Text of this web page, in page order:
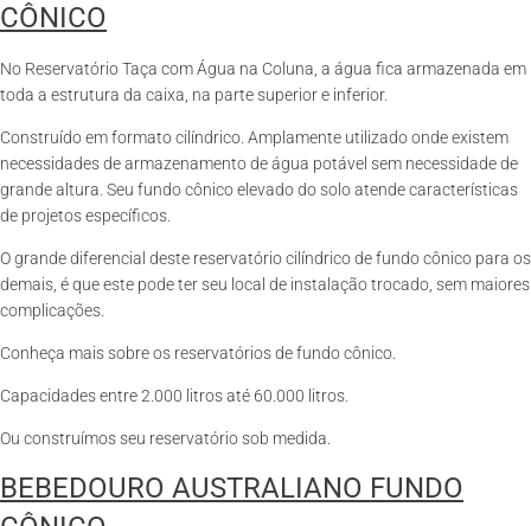
CÔNICO
No Reservatório Taça com Água na Coluna, a água fica armazenada em
toda a estrutura da caixa, na parte superior e inferior.
Construído em formato cilíndrico. Amplamente utilizado onde existem
necessidades de armazenamento de água potável sem necessidade de
grande altura. Seu fundo cônico elevado do solo atende características
de projetos específicos.
O grande diferencial deste reservatório cilíndrico de fundo cônico para os
demais, é que este pode ter seu local de instalação trocado, sem maiores
complicações.
Conheça mais sobre os reservatórios de fundo cônico.
Capacidades entre 2.000 litros até 60.000 litros.
Ou construímos seu reservatório sob medida.
BEBEDOURO AUSTRALIANO FUNDO